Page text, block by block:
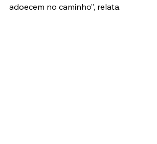
adoecem no caminho”, relata.